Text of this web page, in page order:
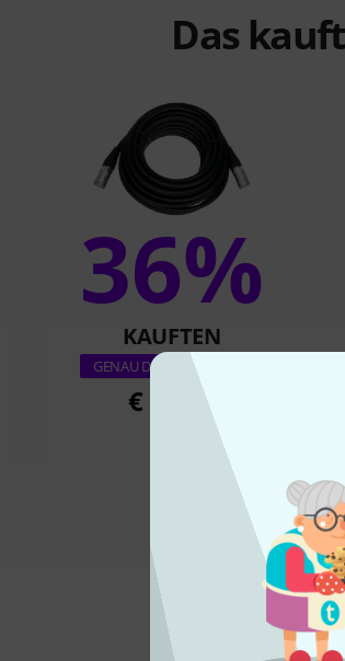
Das
36%
KAUFTEN
GENAU DIESES PRODUKT
€ 20,90